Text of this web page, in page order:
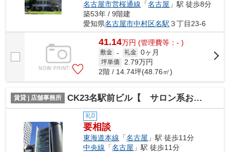
名古屋市営桜通線 「名古屋 」駅 徒歩8分
築53年 / 9階建
愛知県名古屋市中村区名駅 ３丁目23-6
41.14万円 (管理費等：- )
敷金 - 礼金 0ヶ月
坪単価 2.79万円
2階 / 14.74坪(48.76㎡)
賃貸 | 店舗事務所 CK23名駅前ビル【 サロン系おすすめ 】
礼0
要相談
東海道本線 「名古屋 」駅 徒歩11分
中央線 「名古屋 」駅 徒歩11分